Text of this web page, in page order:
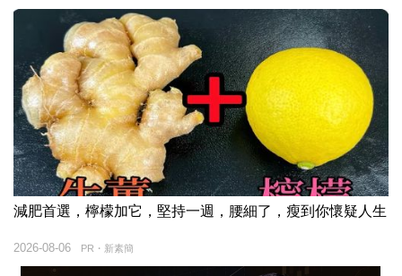
減肥首選，檸檬加它，堅持一週，腰細了，瘦到你懷疑人生
PR・新素簡
2026-08-06